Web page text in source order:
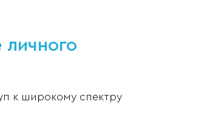
личного
к широкому спектру